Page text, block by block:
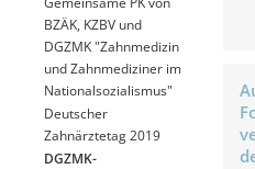
BZÄK, KZBV und
DGZMK "Zahnmedizin
und Zahnmediziner im
Nationalsozialismus"
Deutscher
Zahnärztetag 2019
DGZMK-